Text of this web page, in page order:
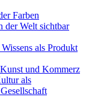
Farben
der Welt sichtbar
als Produkt
und Kommerz
als